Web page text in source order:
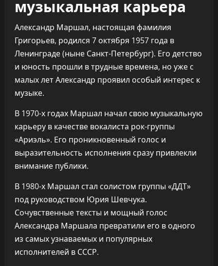
музыкальная карьера
Александр Маршал, настоящая фамилия
Григорьев, родился 7 октября 1957 года в
Ленинграде (ныне Санкт-Петербург). Его детство
и юность прошли в трудные времена, но уже с
малых лет Александр проявил особый интерес к
музыке.
В 1970-х годах Маршал начал свою музыкальную
карьеру в качестве вокалиста рок-группы
«Ариэль». Его проникновенный голос и
выразительность исполнения сразу привлекли
внимание публики.
В 1980-х Маршал стал солистом группы «ДДТ»
под руководством Юрия Шевчука.
Сочувственные тексты и мощный голос
Александра Маршала превратили его в одного
из самых узнаваемых и популярных
исполнителей в СССР.